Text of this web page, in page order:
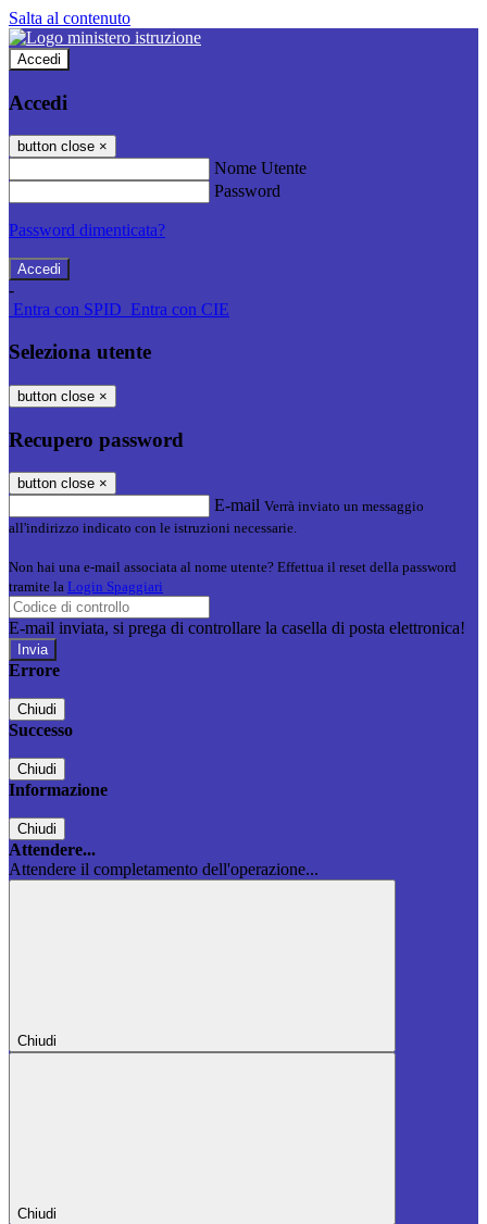
Salta al contenuto
Accedi
Accedi
button close ×
Nome Utente
Password
Password dimenticata?
-
Entra con SPID Entra con CIE
Seleziona utente
button close ×
Recupero password
button close ×
E-mail Verrà inviato un messaggio
all'indirizzo indicato con le istruzioni necessarie.
Non hai una e-mail associata al nome utente? Effettua il reset della password
tramite la Login Spaggiari
E-mail inviata, si prega di controllare la casella di posta elettronica!
Errore
Chiudi
Successo
Chiudi
Informazione
Chiudi
Attendere...
Attendere il completamento dell'operazione...
Chiudi
Chiudi